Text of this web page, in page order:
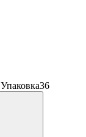
Упаковка36